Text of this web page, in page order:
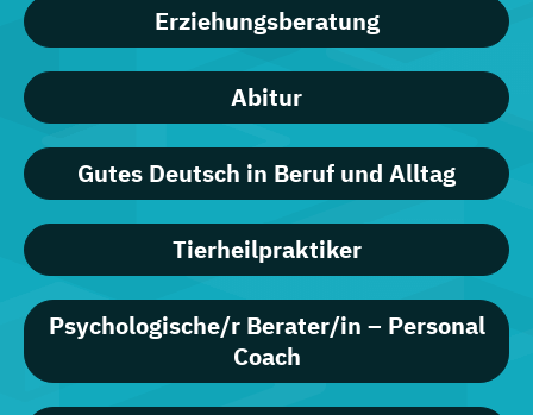
Erziehungsberatung
Abitur
Gutes Deutsch in Beruf und Alltag
Tierheilpraktiker
Psychologische/r Berater/in – Personal
Coach